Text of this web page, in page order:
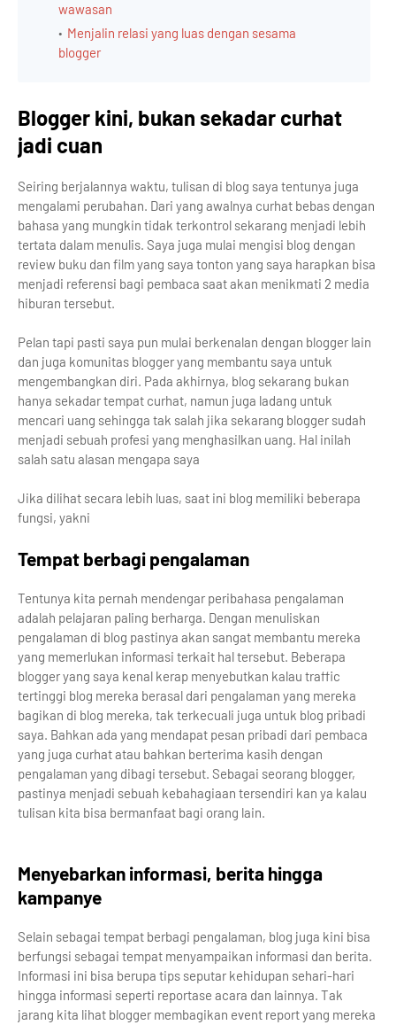
wawasan
Menjalin relasi yang luas dengan sesama
blogger
Blogger kini, bukan sekadar curhat
jadi cuan
Seiring berjalannya waktu, tulisan di blog saya tentunya juga
mengalami perubahan. Dari yang awalnya curhat bebas dengan
bahasa yang mungkin tidak terkontrol sekarang menjadi lebih
tertata dalam menulis. Saya juga mulai mengisi blog dengan
review buku dan film yang saya tonton yang saya harapkan bisa
menjadi referensi bagi pembaca saat akan menikmati 2 media
hiburan tersebut.
Pelan tapi pasti saya pun mulai berkenalan dengan blogger lain
dan juga komunitas blogger yang membantu saya untuk
mengembangkan diri. Pada akhirnya, blog sekarang bukan
hanya sekadar tempat curhat, namun juga ladang untuk
mencari uang sehingga tak salah jika sekarang blogger sudah
menjadi sebuah profesi yang menghasilkan uang. Hal inilah
salah satu alasan mengapa saya
Jika dilihat secara lebih luas, saat ini blog memiliki beberapa
fungsi, yakni
Tempat berbagi pengalaman
Tentunya kita pernah mendengar peribahasa pengalaman
adalah pelajaran paling berharga. Dengan menuliskan
pengalaman di blog pastinya akan sangat membantu mereka
yang memerlukan informasi terkait hal tersebut. Beberapa
blogger yang saya kenal kerap menyebutkan kalau traffic
tertinggi blog mereka berasal dari pengalaman yang mereka
bagikan di blog mereka, tak terkecuali juga untuk blog pribadi
saya. Bahkan ada yang mendapat pesan pribadi dari pembaca
yang juga curhat atau bahkan berterima kasih dengan
pengalaman yang dibagi tersebut. Sebagai seorang blogger,
pastinya menjadi sebuah kebahagiaan tersendiri kan ya kalau
tulisan kita bisa bermanfaat bagi orang lain.
Menyebarkan informasi, berita hingga
kampanye
Selain sebagai tempat berbagi pengalaman, blog juga kini bisa
berfungsi sebagai tempat menyampaikan informasi dan berita.
Informasi ini bisa berupa tips seputar kehidupan sehari-hari
hingga informasi seperti reportase acara dan lainnya. Tak
jarang kita lihat blogger membagikan event report yang mereka